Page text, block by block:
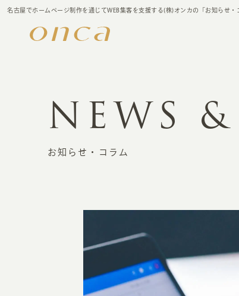
名古屋でホームページ制作を通じてWEB集客を支援する(株)オンカの「お知らせ・
NEWS
お知らせ・コラム